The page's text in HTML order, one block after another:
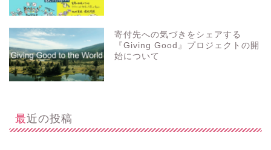
寄付先への気づきをシェアする
『Giving Good』プロジェクトの開
始について
最近の投稿